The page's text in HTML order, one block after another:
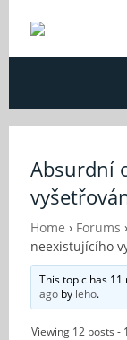
Absurdní
Home › Forums ›
neexistujícího
This topic has
ago by leho.
Viewing 12 posts -